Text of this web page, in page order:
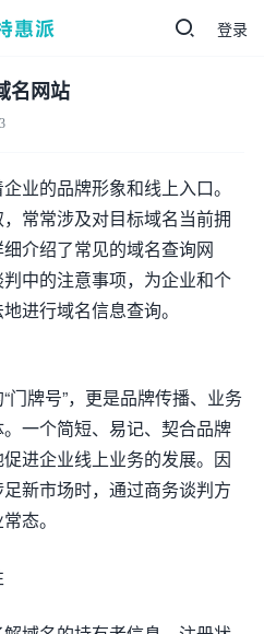
登录
名网站
业的品牌形象和线上入口。
常常涉及对目标域名当前拥
介绍了常见的域名查询网
中的注意事项，为企业和个
进行域名信息查询。
门牌号”，更是品牌传播、业务
一个简短、易记、契合品牌
进企业线上业务的发展。因
新市场时，通过商务谈判方
态。